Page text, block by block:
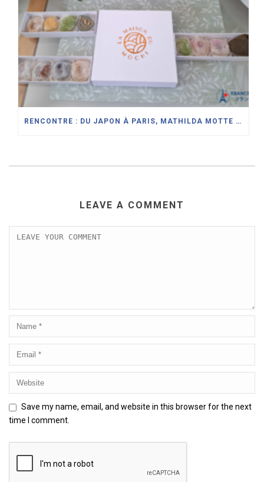
RENCONTRE : DU JAPON À PARIS, MATHILDA MOTTE RÉINTERPRÈTE L’ART DU DAIFUKU À LA MAISON DU MOCHI
LEAVE A COMMENT
Save my name, email, and website in this browser for the next
time I comment.